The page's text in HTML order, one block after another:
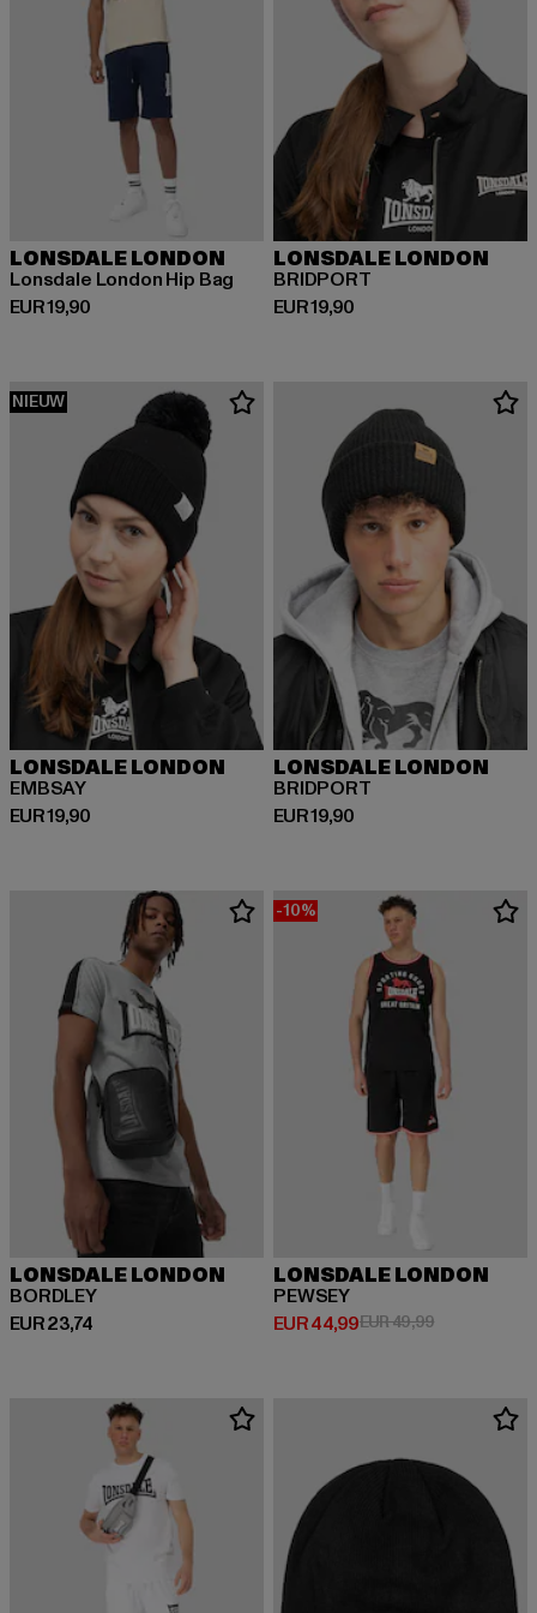
LONSDALE LONDON
Lonsdale London Hip Bag
EUR 19,90
Huidige prijs: EUR 19,90
LONSDALE LONDON
BRIDPORT
EUR 19,90
Huidige prijs: EUR 19,90
NIEUW
LONSDALE LONDON
EMBSAY
EUR 19,90
Huidige prijs: EUR 19,90
LONSDALE LONDON
BRIDPORT
EUR 19,90
Huidige prijs: EUR 19,90
LONSDALE LONDON
BORDLEY
EUR 23,74
Huidige prijs: EUR 23,74
-10%
LONSDALE LONDON
PEWSEY
EUR 44,99
Huidige prijs: EUR 44,99
EUR 49,99Actieprijs: